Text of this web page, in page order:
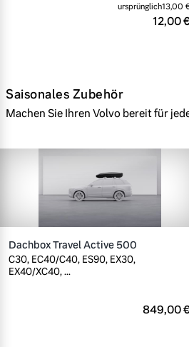
12,00 €
ursprünglich13,00
Saisonales Zubehör
Machen Sie Ihren Volvo bereit für
Dachbox Travel Active 500
C30, EC40/C40, ES90, EX30,
EX40/XC40, ...
849,00 €